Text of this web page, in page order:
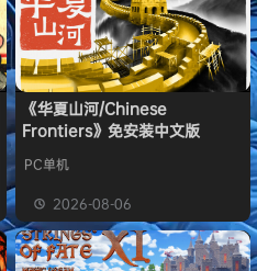
《华夏山河/Chinese
Frontiers》免安装中文版
PC单机
2026-08-06